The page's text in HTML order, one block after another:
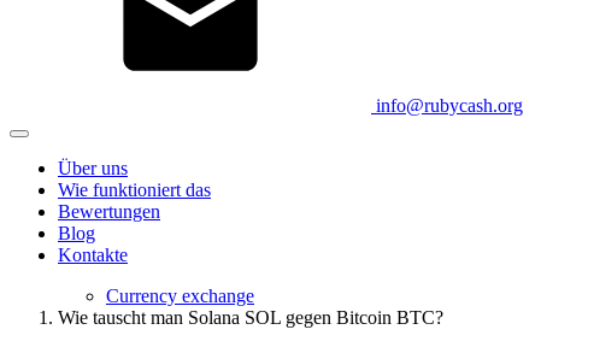
info@rubycash.org
Über uns
Wie funktioniert das
Bewertungen
Blog
Kontakte
Currency exchange
Wie tauscht man Solana SOL gegen Bitcoin BTC?